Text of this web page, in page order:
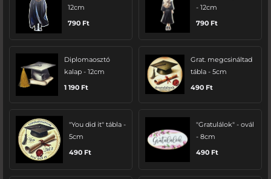
12cm
790 Ft
- 12cm
790 Ft
Diplomaosztó
kalap - 12cm
1 190 Ft
Grat. megcsináltad
tábla - 5cm
490 Ft
"You did it" tábla -
5cm
490 Ft
"Gratulálok" - ovál
- 8cm
490 Ft